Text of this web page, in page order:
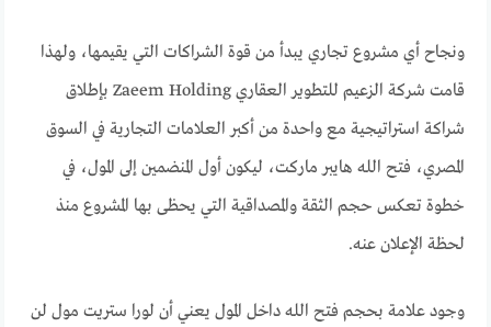
ونجاح أي مشروع تجاري يبدأ من قوة الشراكات التي يقيمها، ولهذا
قامت شركة الزعيم للتطوير العقاري Zaeem Holding بإطلاق
شراكة استراتيجية مع واحدة من أكبر العلامات التجارية في السوق
المصري، فتح الله هايبر ماركت، ليكون أول المنضمين إلى المول، في
خطوة تعكس حجم الثقة والمصداقية التي يحظى بها المشروع منذ
لحظة الإعلان عنه.
وجود علامة بحجم فتح الله داخل المول يعني أن لورا ستريت مول لن